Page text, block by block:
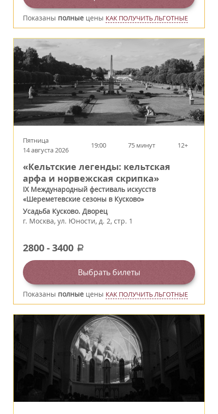
Показаны полные цены КАК ПОЛУЧИТЬ ЛЬГОТНЫЕ
Пятница
14 августа 2026
19:00 75 минут 12+
«Кельтские легенды: кельтская
арфа и норвежская скрипка»
IX Международный фестиваль искусств
«Шереметевские сезоны в Кусково»
Усадьба Кусково. Дворец
г. Москва, ул. Юности, д. 2, стр. 1
2800-3400 a
Выбрать билеты
Показаны полные цены КАК ПОЛУЧИТЬ ЛЬГОТНЫЕ